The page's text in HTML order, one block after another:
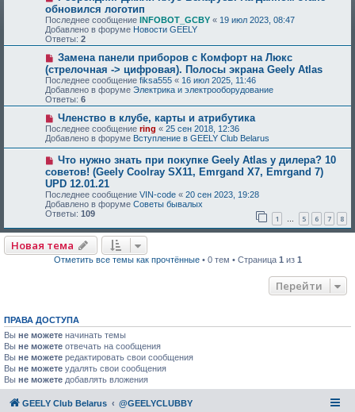
обновился логотип
Последнее сообщение INFOBOT_GCBY « 19 июл 2023, 08:47
Добавлено в форуме Новости GEELY
Ответы: 2
Замена панели приборов с Комфорт на Люкс
(стрелочная -> цифровая). Полосы экрана Geely Atlas
Последнее сообщение fiksa555 « 16 июл 2025, 11:46
Добавлено в форуме Электрика и электрооборудование
Ответы: 6
Членство в клубе, карты и атрибутика
Последнее сообщение ring « 25 сен 2018, 12:36
Добавлено в форуме Вступление в GEELY Club Belarus
Что нужно знать при покупке Geely Atlas у дилера? 10
советов! (Geely Coolray SX11, Emrgand X7, Emrgand 7)
UPD 12.01.21
Последнее сообщение VIN-code « 20 сен 2023, 19:28
Добавлено в форуме Советы бывалых
Ответы: 109 1 … 5 6 7 8
Новая тема
Отметить все темы как прочтённые• 0 тем • Страница 1 из 1
Перейти
ПРАВА ДОСТУПА
Вы не можете начинать темы
Вы не можете отвечать на сообщения
Вы не можете редактировать свои сообщения
Вы не можете удалять свои сообщения
Вы не можете добавлять вложения
GEELY Club Belarus @GEELYCLUBBY